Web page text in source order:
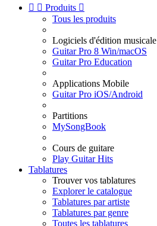
  Produits 
Tous les produits
Logiciels d'édition musicale
Guitar Pro 8 Win/macOS
Guitar Pro Education
Applications Mobile
Guitar Pro iOS/Android
Partitions
MySongBook
Cours de guitare
Play Guitar Hits
Tablatures
Trouver vos tablatures
Explorer le catalogue
Tablatures par artiste
Tablatures par genre
Toutes les tablatures